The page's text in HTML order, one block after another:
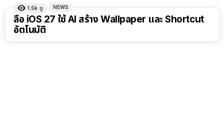
1.5k ดู NEWS
ลือ iOS 27 ใช้ AI สร้าง Wallpaper และ Shortcut
อัตโนมัติ